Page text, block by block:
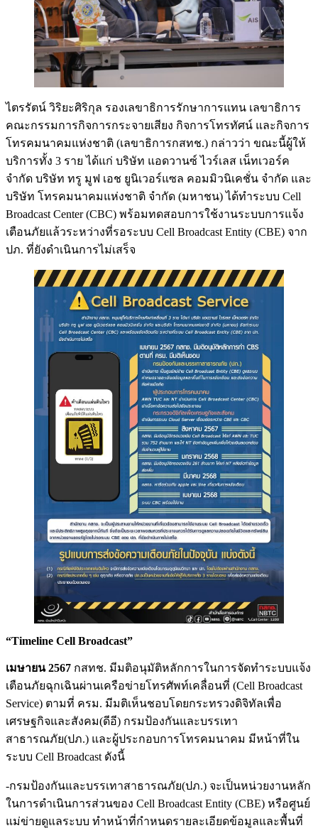
ไตรรัตน์ วิริยะศิริกุล รองเลขาธิการรักษาการแทน เลขาธิการ
คณะกรรมการกิจการกระจายเสียง กิจการโทรทัศน์ และกิจการ
โทรคมนาคมแห่งชาติ (เลขาธิการกสทช.) กล่าวว่า ขณะนี้ผู้ให้
บริการทั้ง 3 ราย ได้แก่ บริษัท แอดวานซ์ ไวร์เลส เน็ทเวอร์ค
จำกัด บริษัท ทรู มูฟ เอช ยูนิเวอร์แซล คอมมิวนิเคชั่น จำกัด และ
บริษัท โทรคมนาคมแห่งชาติ จำกัด (มหาชน) ได้ทำระบบ Cell
Broadcast Center (CBC) พร้อมทดสอบการใช้งานระบบการแจ้ง
เตือนภัยแล้วระหว่างที่รอระบบ Cell Broadcast Entity (CBE) จาก
ปภ. ที่ยังดำเนินการไม่เสร็จ
“Timeline Cell Broadcast”
เมษายน 2567 กสทช. มีมติอนุมัติหลักการในการจัดทำระบบแจ้ง
เตือนภัยฉุกเฉินผ่านเครือข่ายโทรศัพท์เคลื่อนที่ (Cell Broadcast
Service) ตามที่ ครม. มีมติเห็นชอบโดยกระทรวงดิจิทัลเพื่อ
เศรษฐกิจและสังคม(ดีอี) กรมป้องกันและบรรเทา
สาธารณภัย(ปภ.) และผู้ประกอบการโทรคมนาคม มีหน้าที่ใน
ระบบ Cell Broadcast ดังนี้
-กรมป้องกันและบรรเทาสาธารณภัย(ปภ.) จะเป็นหน่วยงานหลัก
ในการดำเนินการส่วนของ Cell Broadcast Entity (CBE) หรือศูนย์
แม่ข่ายดูแลระบบ ทำหน้าที่กำหนดรายละเอียดข้อมูลและพื้นที่